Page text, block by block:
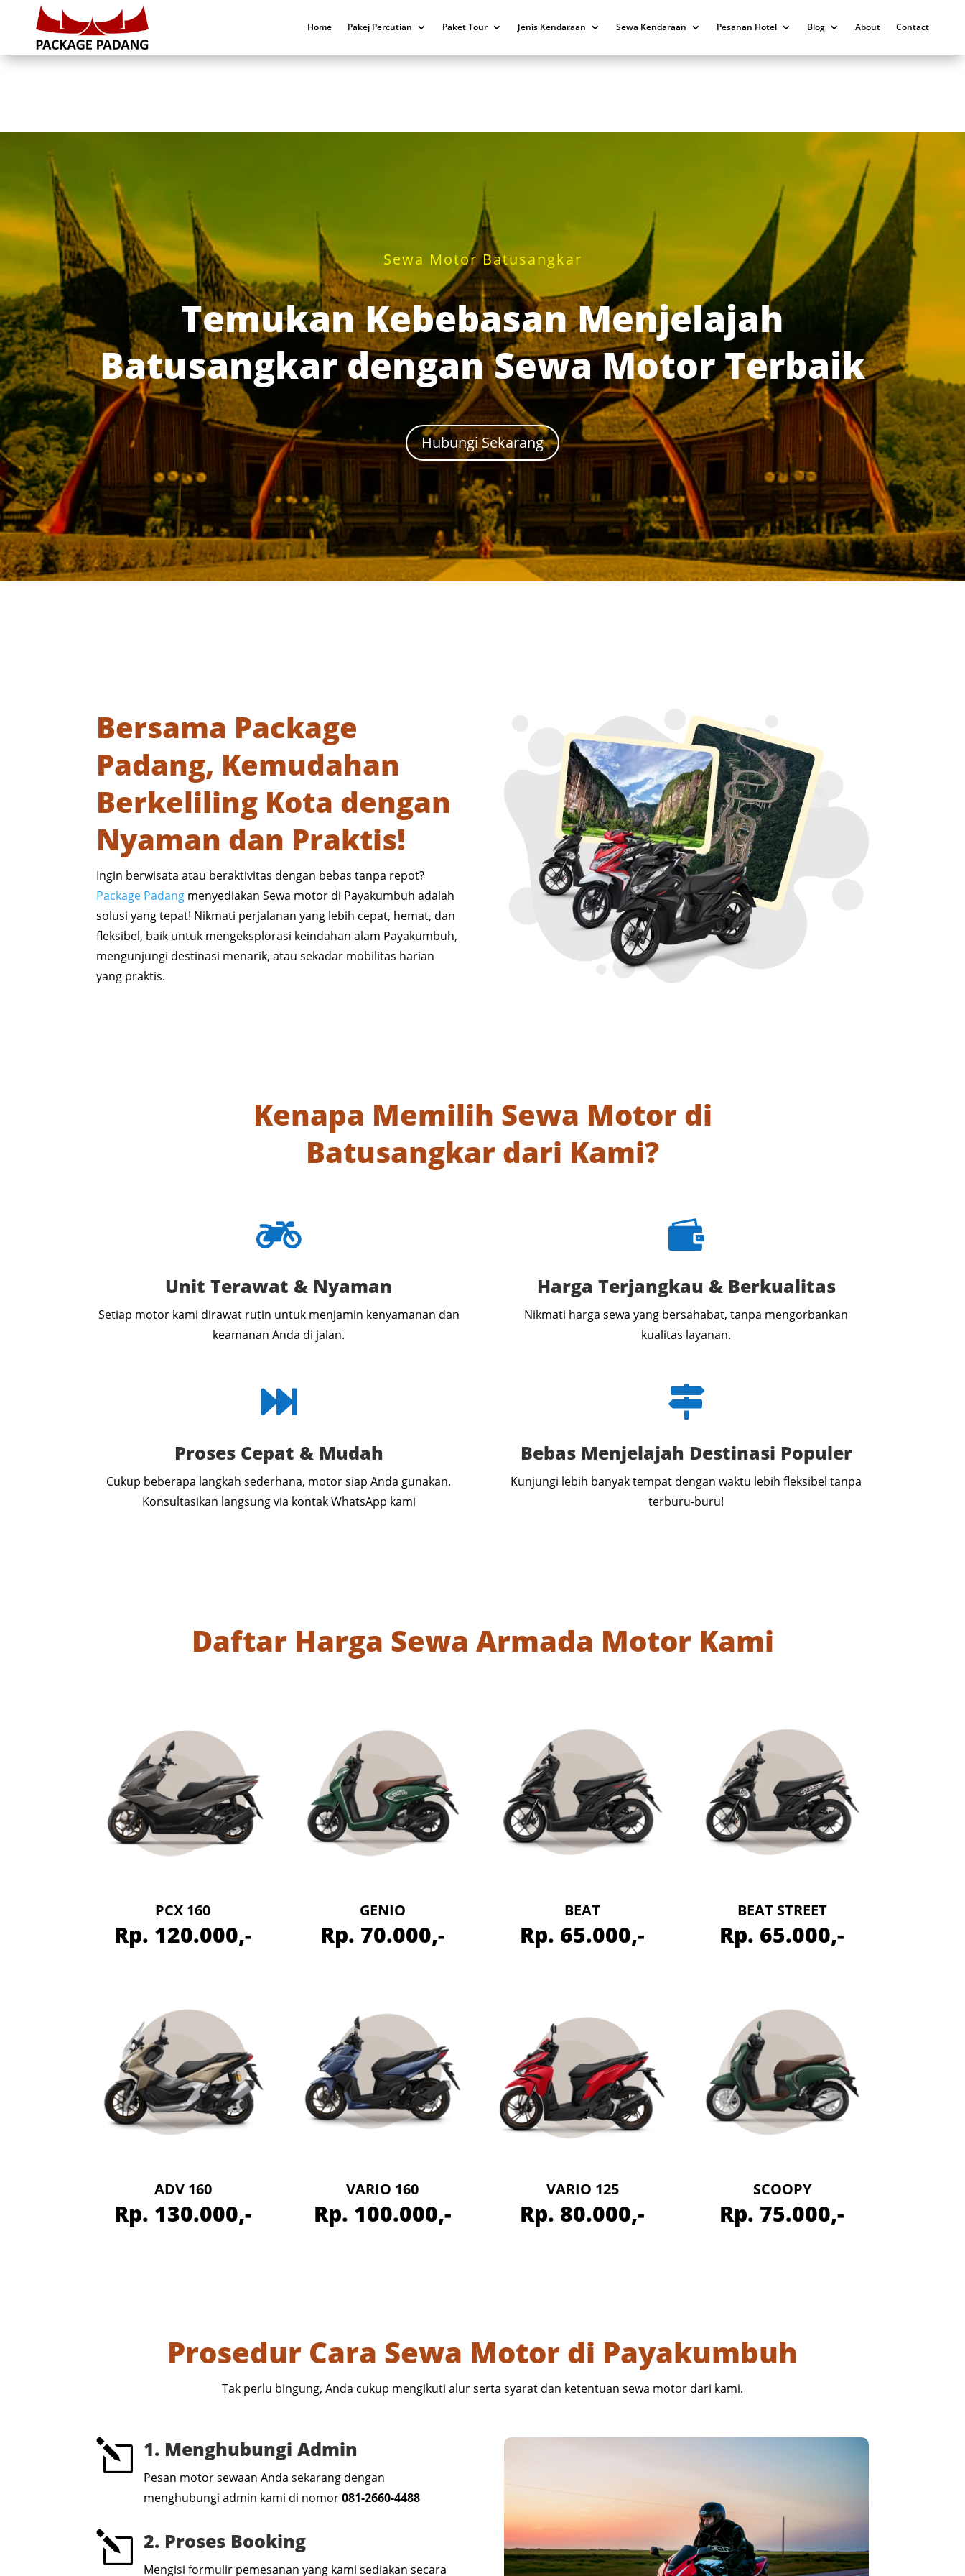
Home Pakej Percutian Paket Tour Jenis Kendaraan Sewa Kendaraan Pesanan Hotel Blog About Contact
Sewa Motor Batusangkar
Temukan Kebebasan Menjelajah
Batusangkar dengan Sewa Motor Terbaik
Hubungi Sekarang
Bersama Package
Padang, Kemudahan
Berkeliling Kota dengan
Nyaman dan Praktis!
Ingin berwisata atau beraktivitas dengan bebas tanpa repot?
Package Padang menyediakan Sewa motor di Payakumbuh adalah
solusi yang tepat! Nikmati perjalanan yang lebih cepat, hemat, dan
fleksibel, baik untuk mengeksplorasi keindahan alam Payakumbuh,
mengunjungi destinasi menarik, atau sekadar mobilitas harian
yang praktis.
Kenapa Memilih Sewa Motor di
Batusangkar dari Kami?

Unit Terawat & Nyaman
Setiap motor kami dirawat rutin untuk menjamin kenyamanan dan
keamanan Anda di jalan.

Harga Terjangkau & Berkualitas
Nikmati harga sewa yang bersahabat, tanpa mengorbankan
kualitas layanan.

Proses Cepat & Mudah
Cukup beberapa langkah sederhana, motor siap Anda gunakan.
Konsultasikan langsung via kontak WhatsApp kami

Bebas Menjelajah Destinasi Populer
Kunjungi lebih banyak tempat dengan waktu lebih fleksibel tanpa
terburu-buru!
Daftar Harga Sewa Armada Motor Kami
PCX 160
Rp. 120.000,-
GENIO
Rp. 70.000,-
BEAT
Rp. 65.000,-
BEAT STREET
Rp. 65.000,-
ADV 160
Rp. 130.000,-
VARIO 160
Rp. 100.000,-
VARIO 125
Rp. 80.000,-
SCOOPY
Rp. 75.000,-
Prosedur Cara Sewa Motor di Payakumbuh
Tak perlu bingung, Anda cukup mengikuti alur serta syarat dan ketentuan sewa motor dari kami.
l 1. Menghubungi Admin
Pesan motor sewaan Anda sekarang dengan
menghubungi admin kami di nomor081-2660-4488
l 2. Proses Booking
Mengisi formulir pemesanan yang kami sediakan secara